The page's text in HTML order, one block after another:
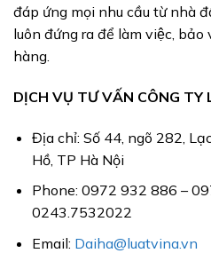
đáp ứng mọi nhu cầu từ nhà
luôn đứng ra để làm việc,
hàng.
DỊCH VỤ TƯ VẤN CÔNG TY
Địa chỉ: Số 44, ngõ 282,
Hồ, TP Hà Nội
Phone: 0972 932 886 –
0243.7532022
Email: Daiha@luatvina.vn